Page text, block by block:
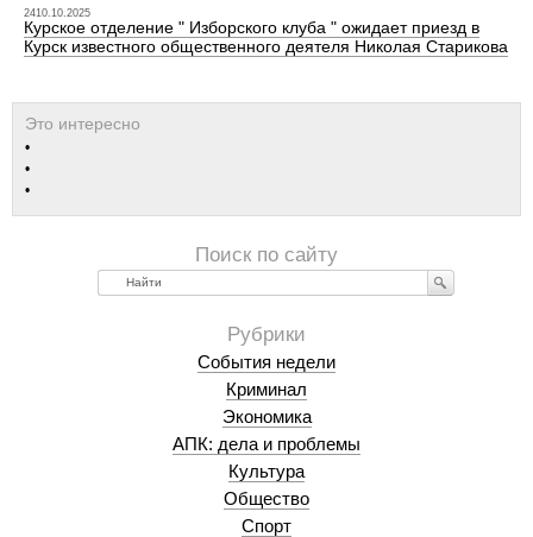
2410.10.2025
Курское отделение " Изборского клуба " ожидает приезд в
Курск известного общественного деятеля Николая Старикова
Найти
События недели
Криминал
Экономика
АПК: дела и проблемы
Культура
Общество
Спорт